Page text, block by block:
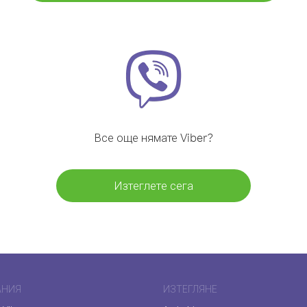
Все още нямате Viber?
Изтеглете сега
ИЗТЕГЛЯНЕ